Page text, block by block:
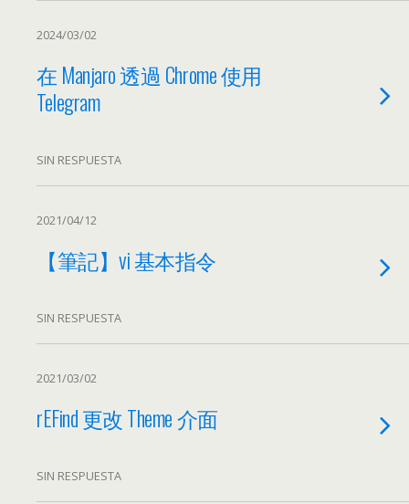
2024/03/02
在 Manjaro 透過 Chrome 使用
Telegram
SIN RESPUESTA
2021/04/12
【筆記】vi 基本指令
SIN RESPUESTA
2021/03/02
rEFind 更改 Theme 介面
SIN RESPUESTA